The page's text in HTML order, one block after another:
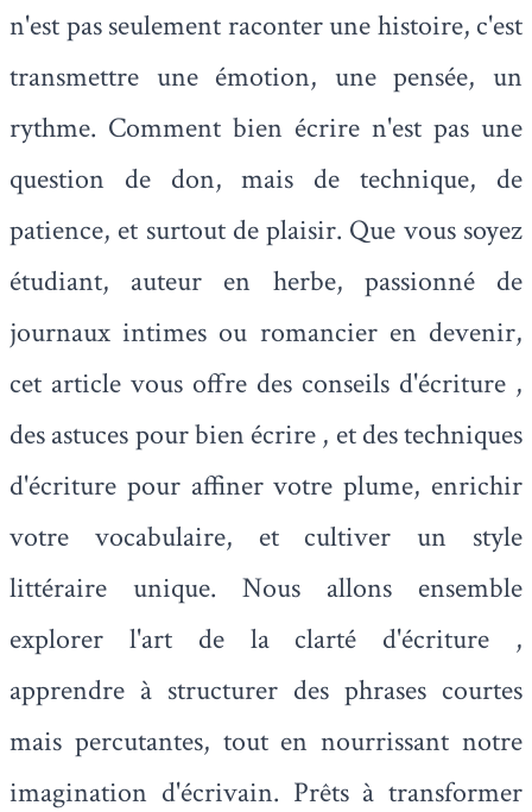
n'est pas seulement raconter une histoire, c'est
transmettre une émotion, une pensée, un
rythme. Comment bien écrire n'est pas une
question de don, mais de technique, de
patience, et surtout de plaisir. Que vous soyez
étudiant, auteur en herbe, passionné de
journaux intimes ou romancier en devenir,
cet article vous offre des conseils d'écriture ,
des astuces pour bien écrire , et des techniques
d'écriture pour affiner votre plume, enrichir
votre vocabulaire, et cultiver un style
littéraire unique. Nous allons ensemble
explorer l'art de la clarté d'écriture ,
apprendre à structurer des phrases courtes
mais percutantes, tout en nourrissant notre
imagination d'écrivain. Prêts à transformer